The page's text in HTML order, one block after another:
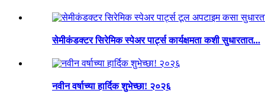
सेमीकंडक्टर सिरेमिक स्पेअर पार्ट्स कार्यक्षमता कशी सुधारतात...
नवीन वर्षाच्या हार्दिक शुभेच्छा! २०२६